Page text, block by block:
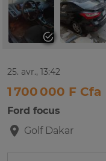
25. avr., 13:42
1 700 000 F Cfa
Ford focus
Golf Dakar